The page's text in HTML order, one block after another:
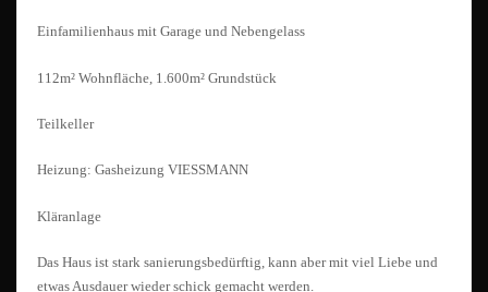
Einfamilienhaus mit Garage und Nebengelass
112m² Wohnfläche, 1.600m² Grundstück
Teilkeller
Heizung: Gasheizung VIESSMANN
Kläranlage
Das Haus ist stark sanierungsbedürftig, kann aber mit viel Liebe und
etwas Ausdauer wieder schick gemacht werden.